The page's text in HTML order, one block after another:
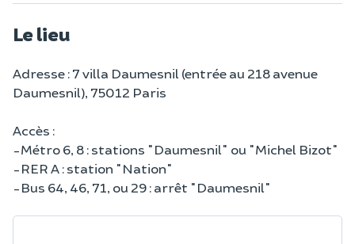
Le lieu
Adresse : 7 villa Daumesnil (entrée au 218 avenue
Daumesnil), 75012 Paris
Accès :
-Métro 6, 8 : stations "Daumesnil" ou "Michel Bizot"
-RER A : station "Nation"
-Bus 64, 46, 71, ou 29 : arrêt "Daumesnil"